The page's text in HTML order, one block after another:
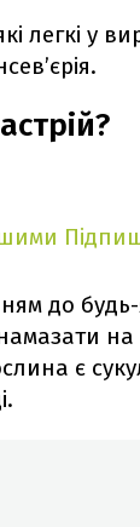
легкі у
до
на
є